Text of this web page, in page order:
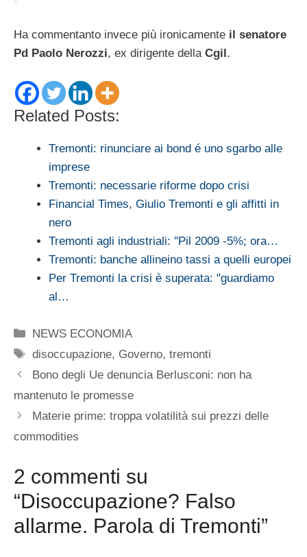
Ha commentanto invece più ironicamente il senatore
Pd Paolo Nerozzi, ex dirigente della Cgil.
Related Posts:
Tremonti: rinunciare ai bond é uno sgarbo alle
imprese
Tremonti: necessarie riforme dopo crisi
Financial Times, Giulio Tremonti e gli affitti in
nero
Tremonti agli industriali: "Pil 2009 -5%; ora…
Tremonti: banche allineino tassi a quelli europei
Per Tremonti la crisi è superata: "guardiamo
al…
Categorie
NEWS ECONOMIA
Tag
disoccupazione, Governo,tremonti
Bono degli Ue denuncia Berlusconi: non ha
mantenuto le promesse
Materie prime: troppa volatilità sui prezzi delle
commodities
2 commenti su
“Disoccupazione? Falso
allarme. Parola di Tremonti”